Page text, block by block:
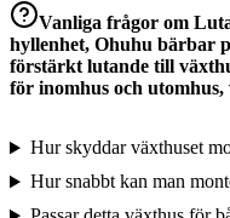
Vanliga frågor om
hyllenhet, Ohuhu bärbar
förstärkt lutande till
för inomhus och utomhus,
Hur skyddar växthuset
Hur snabbt kan man